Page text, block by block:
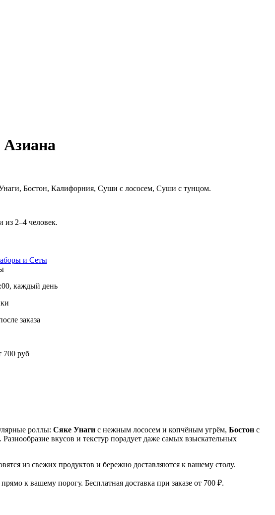
Бостон, Калифорния, Суши с лососем, Суши с тунцом.
из 2–4 человек.
и Сеты
каждый день
заказа
700 руб
роллы: Сяке Унаги с нежным лососем и копчёным угрём, Бостон с
вкусов и текстур порадует даже самых взыскательных
из свежих продуктов и бережно доставляются к вашему столу.
к вашему порогу. Бесплатная доставка при заказе от 700 ₽.